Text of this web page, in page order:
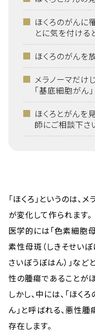
ほくろのがんに
とに気を付ける
ほくろのがんを
メラノーマだけ
「基底細胞がん」
ほくろとがんを
師にご相談下さ
「ほくろ」というのは、
が変化して作られます。
医学的には「色素細胞母
素性母斑（しきそせいぼ
さいぼうぼはん）」な
性の腫瘍であることがほ
しかし、中には、「ほく
ん」と呼ばれる、悪性
存在します。